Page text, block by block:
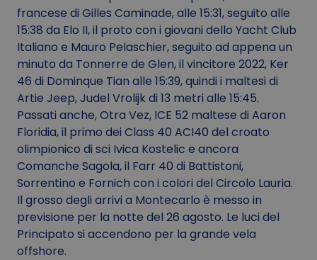
francese di Gilles Caminade, alle 15:31, seguito alle
15:38 da Elo II, il proto con i giovani dello Yacht Club
Italiano e Mauro Pelaschier, seguito ad appena un
minuto da Tonnerre de Glen, il vincitore 2022, Ker
46 di Dominque Tian alle 15:39, quindi i maltesi di
Artie Jeep, Judel Vrolijk di 13 metri alle 15:45.
Passati anche, Otra Vez, ICE 52 maltese di Aaron
Floridia, il primo dei Class 40 ACI40 del croato
olimpionico di sci Ivica Kostelic e ancora
Comanche Sagola, il Farr 40 di Battistoni,
Sorrentino e Fornich con i colori del Circolo Lauria.
Il grosso degli arrivi a Montecarlo è messo in
previsione per la notte del 26 agosto. Le luci del
Principato si accendono per la grande vela
offshore.